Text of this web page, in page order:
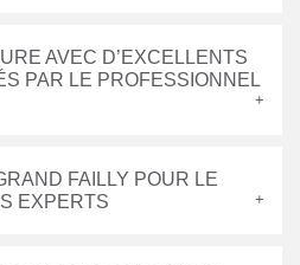
AVEC D’EXCELLENTS
PAR LE PROFESSIONNEL
FAILLY POUR LE
EXPERTS